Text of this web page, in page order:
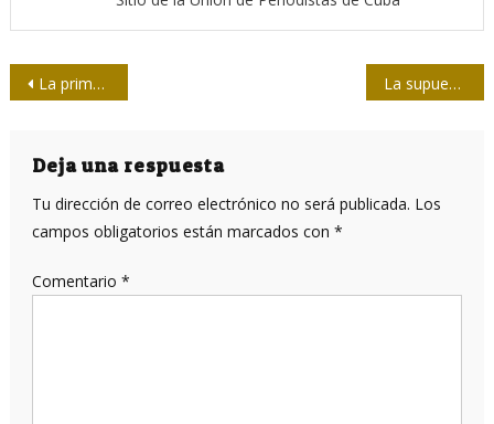
Navegación
entradas
La primera fake news de la historia La supuesta crisis del lulismo: un discurso que entra en crisis
Deja una respuesta
Tu dirección de correo electrónico no será publicada. Los
campos obligatorios están marcados con *
Comentario *